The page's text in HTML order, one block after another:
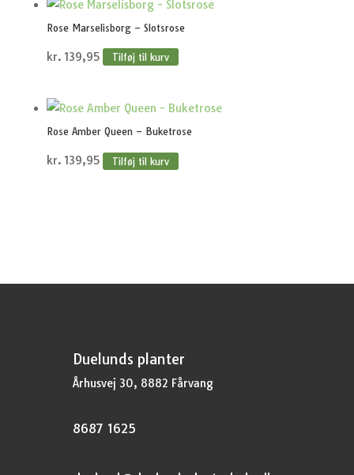
Rose Marselisborg – Slotsrose
kr. 139,95 Tilføj til kurv
Rose Amber Queen – Buketrose
kr. 139,95 Tilføj til kurv
Duelunds planter
Århusvej 30, 8882 Fårvang
8687 1625